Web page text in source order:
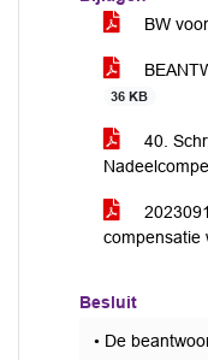
BW
36 KB
40.
compensatie
Besluit
• De